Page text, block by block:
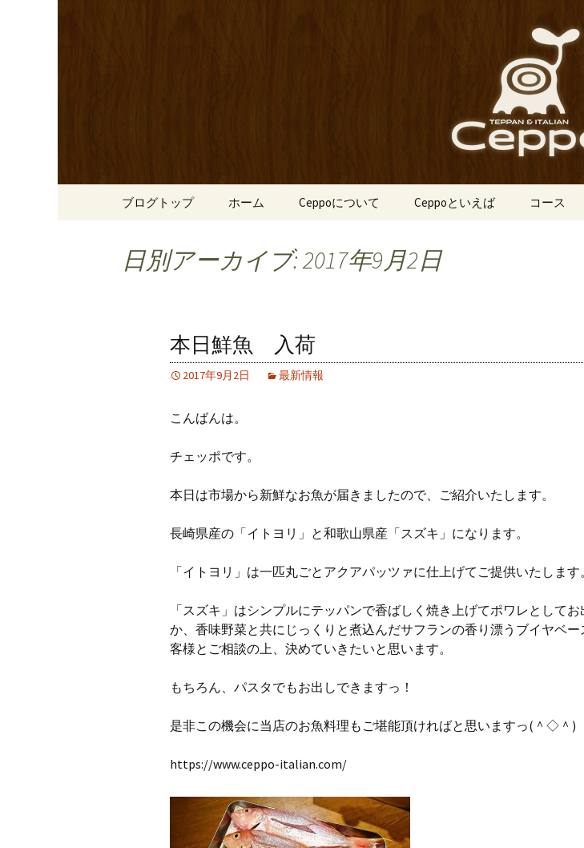
南船場・心斎橋のイ
「Ceppo（チェッポ
リーブ牛のステーキのほか、バルメニューも豊富
コンテンツへ移動
ブログトップ ホーム Ceppoについて Ceppoといえば コース
日別アーカイブ: 2017年9月2日
本日鮮魚 入荷
2017年9月2日 最新情報
こんばんは。
チェッポです。
本日は市場から新鮮なお魚が届きましたので、ご紹介いたします。
長崎県産の「イトヨリ」と和歌山県産「スズキ」になります。
「イトヨリ」は一匹丸ごとアクアパッツァに仕上げてご提供いたします。
「スズキ」はシンプルにテッパンで香ばしく焼き上げてポワレとしてお
か、香味野菜と共にじっくりと煮込んだサフランの香り漂うブイヤベー
客様とご相談の上、決めていきたいと思います。
もちろん、パスタでもお出しできますっ！
是非この機会に当店のお魚料理もご堪能頂ければと思いますっ(＾◇＾)
https://www.ceppo-italian.com/